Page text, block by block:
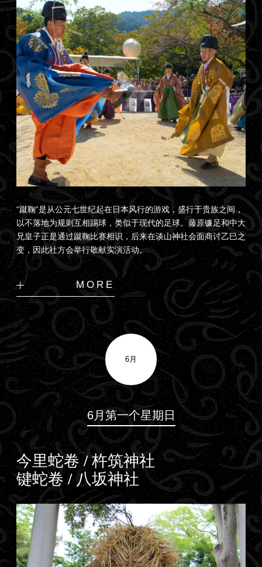
“蹴鞠”是从公元七世纪起在日本风行的游戏，盛行于贵族之间，
以不落地为规则互相踢球，类似于现代的足球。藤原镰足和中大
兄皇子正是通过蹴鞠比赛相识，后来在谈山神社会面商讨乙巳之
变，因此社方会举行敬献实演活动。
MORE
6月
6月第一个星期日
今里蛇卷 / 杵筑神社
键蛇卷 / 八坂神社